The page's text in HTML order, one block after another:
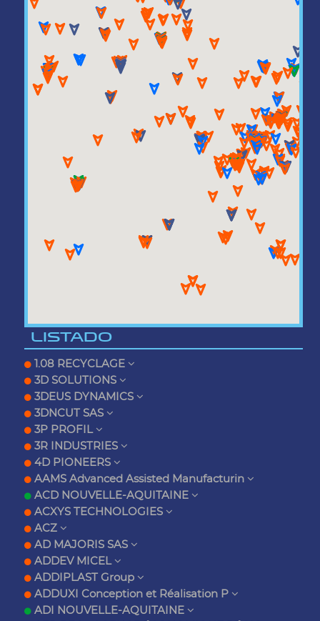
LISTADO
1.08 RECYCLAGE
3D SOLUTIONS
3DEUS DYNAMICS
3DNCUT SAS
3P PROFIL
3R INDUSTRIES
4D PIONEERS
AAMS Advanced Assisted Manufacturin
ACD NOUVELLE-AQUITAINE
ACXYS TECHNOLOGIES
ACZ
AD MAJORIS SAS
ADDEV MICEL
ADDIPLAST Group
ADDUXI Conception et Réalisation P
ADI NOUVELLE-AQUITAINE